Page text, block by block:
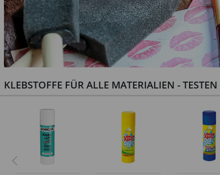
KLEBSTOFFE FÜR ALLE MATERIALIEN -